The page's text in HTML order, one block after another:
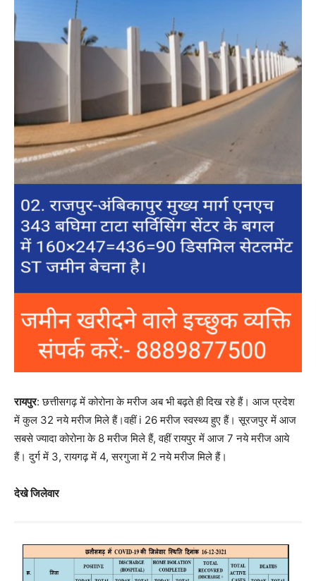
रायपुर: छत्तीसगढ़ में कोरोना के मरीज अब भी बढ़ते ही दिख रहे हैं। आज प्रदेश
में कुल 32 नये मरीज मिले हैं।वहीं i 26 मरीज स्वस्थ्य हुए हैं। सूरजपुर में आज
सबसे ज्यादा कोरोना के 8 मरीज मिले हैं, वहीं रायपुर में आज 7 नये मरीज आये
हैं। दुर्ग में 3, रायगढ़ में 4, सरगुजा में 2 नये मरीज मिले हैं।
देखे जिलेवार